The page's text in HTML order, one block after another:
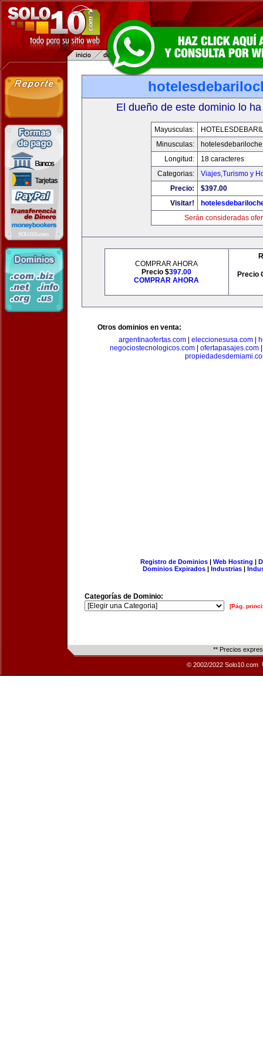
El dueño de este dominio lo
Mayusculas:
Minusculas:
Longitud:
18 caracteres
Categorias:
Viajes,Turismo y
Precio:
$397.00
Visitar!
Serán consideradas
COMPRAR AHORA
Precio $397.00
COMPRAR AHORA
Precio
Otros dominios en venta:
argentinaofertas.com| eleccionesusa.com|
negociostecnologicos.com
ofertapasajes.com
Registro de Dominios| Web Hosting |
Dominios Expirados | Industrias |
Categorías de Dominio:
[Pág.
** Precios
© 2002/2022 Solo10.com